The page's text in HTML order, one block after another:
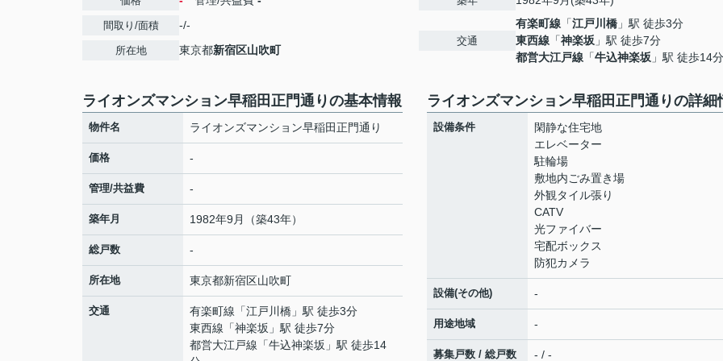
間取り/面積 -/-
所在地 東京都新宿区山吹町
交通
有楽町線 「江戸川橋 」駅 徒歩3分
東西線 「神楽坂 」駅 徒歩7分
都営大江戸線 「牛込神楽坂 」駅 徒歩14分
ライオンズマンション早稲田正門通りの基本情報
物件名 ライオンズマンション早稲田正門通り
価格 -
管理/共益費 -
築年月 1982年9月（築43年）
総戸数 -
所在地 東京都新宿区山吹町
交通 有楽町線 「江戸川橋 」駅 徒歩3分
東西線 「神楽坂 」駅 徒歩7分
都営大江戸線 「牛込神楽坂 」駅 徒歩14
ライオンズマンション早稲田正門通りの詳細
設備条件
閑静な住宅地
エレベーター
駐輪場
敷地内ごみ置き場
外観タイル張り
CATV
光ファイバー
宅配ボックス
防犯カメラ
設備(その他) -
用途地域 -
募集戸数 / 総戸数 - / -